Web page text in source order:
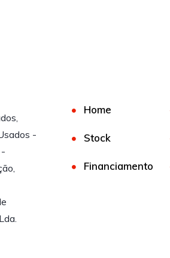
Home
Stock
Financiamento